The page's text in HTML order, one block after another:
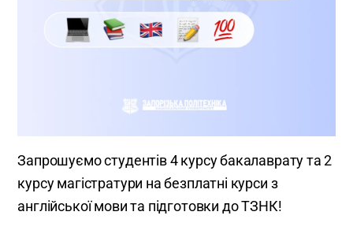
Запрошуємо студентів 4 курсу бакалаврату та 2
курсу магістратури на безплатні курси з
англійської мови та підготовки до ТЗНК!